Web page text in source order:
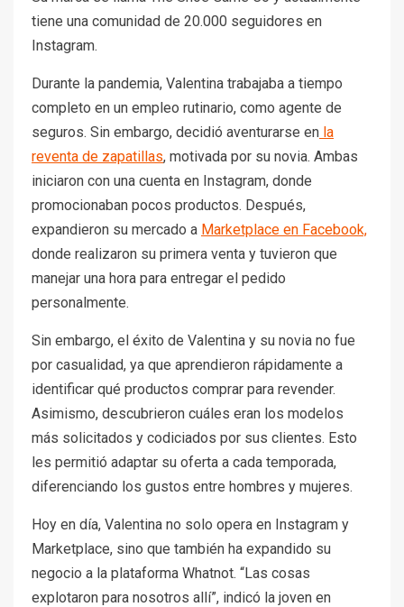
tiene una comunidad de 20.000 seguidores en
Instagram.
Durante la pandemia, Valentina trabajaba a tiempo
completo en un empleo rutinario, como agente de
seguros. Sin embargo, decidió aventurarse en la
reventa de zapatillas, motivada por su novia. Ambas
iniciaron con una cuenta en Instagram, donde
promocionaban pocos productos. Después,
expandieron su mercado a Marketplace en Facebook,
donde realizaron su primera venta y tuvieron que
manejar una hora para entregar el pedido
personalmente.
Sin embargo, el éxito de Valentina y su novia no fue
por casualidad, ya que aprendieron rápidamente a
identificar qué productos comprar para revender.
Asimismo, descubrieron cuáles eran los modelos
más solicitados y codiciados por sus clientes. Esto
les permitió adaptar su oferta a cada temporada,
diferenciando los gustos entre hombres y mujeres.
Hoy en día, Valentina no solo opera en Instagram y
Marketplace, sino que también ha expandido su
negocio a la plataforma Whatnot. “Las cosas
explotaron para nosotros allí”, indicó la joven en